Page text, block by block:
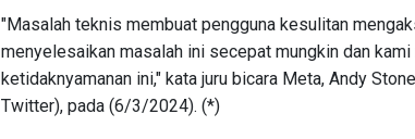
"Masalah teknis membuat pengguna kesulitan
menyelesaikan masalah ini secepat mungkin dan
ketidaknyamanan ini," kata juru bicara Meta, Andy
Twitter), pada (6/3/2024). (*)